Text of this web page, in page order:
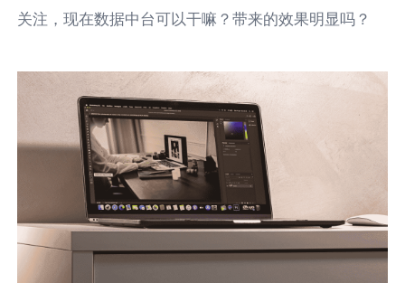
关注，现在数据中台可以干嘛？带来的效果明显吗？